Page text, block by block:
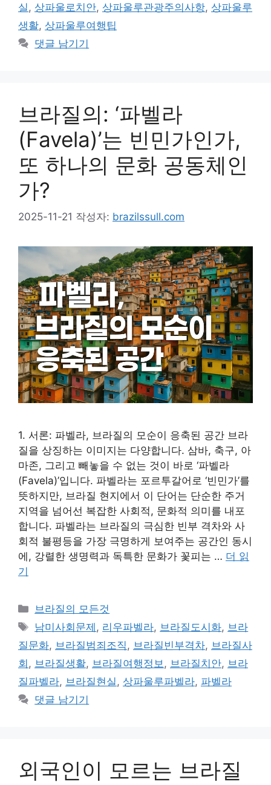
실 , 상파울로치안, 상파울루관광주의사항, 상파울루
생활, 상파울루여행팁
댓글 남기기
브라질의: ‘파벨라
(Favela)’는 빈민가인가,
또 하나의 문화 공동체인
가?
2025-11-21 작성자: brazilssull.com
1. 서론: 파벨라, 브라질의 모순이 응축된 공간 브라
질을 상징하는 이미지는 다양합니다. 삼바, 축구, 아
마존, 그리고 빼놓을 수 없는 것이 바로 ‘파벨라
(Favela)’입니다. 파벨라는 포르투갈어로 ‘빈민가’를
뜻하지만, 브라질 현지에서 이 단어는 단순한 주거
지역을 넘어선 복잡한 사회적, 문화적 의미를 내포
합니다. 파벨라는 브라질의 극심한 빈부 격차와 사
회적 불평등을 가장 극명하게 보여주는 공간인 동시
에, 강렬한 생명력과 독특한 문화가 꽃피는 … 더 읽
기
카
테
리
브라질의 모든것
태
그
남미사회문제 , 리우파벨라, 브라질도시화, 브라
질문화, 브라질범죄조직, 브라질빈부격차, 브라질사
회 , 브라질생활, 브라질여행정보, 브라질치안, 브라
질파벨라, 브라질현실, 상파울루파벨라, 파벨라
댓글 남기기
외국인이 모르는 브라질